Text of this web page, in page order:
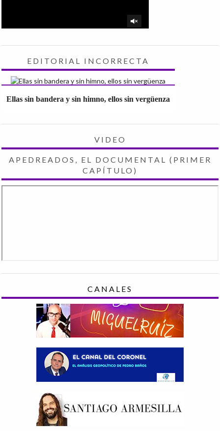
EDITORIAL INCORRECTA
Ellas sin bandera y sin himno, ellos sin vergüenza
VIDEO
APEDREADOS, EL DOCUMENTAL (PRIMER
CAPÍTULO)
CANALES